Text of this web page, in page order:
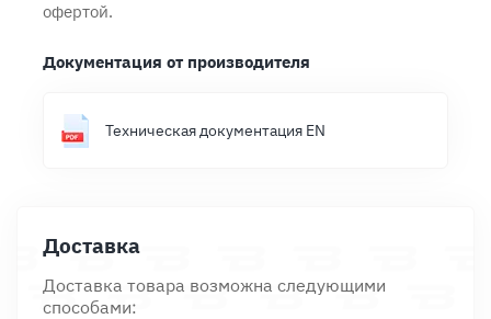
офертой.
Документация от производителя
Техническая документация EN
Доставка
Доставка товара возможна следующими
способами: